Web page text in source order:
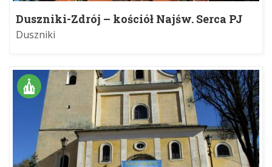
Duszniki-Zdrój – kościół Najśw. Serca PJ
Duszniki